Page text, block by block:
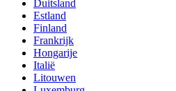
Duitsland
Estland
Finland
Frankrijk
Hongarije
Italië
Litouwen